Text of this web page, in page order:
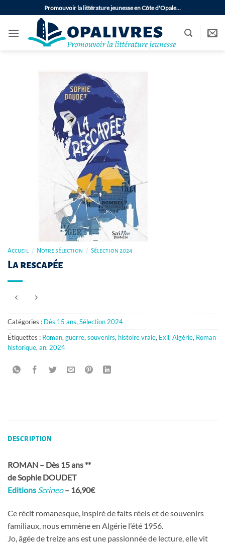
au
contenu
Promouvoir la littérature jeunesse en Côte d'Opale…
Accueil / Notre sélection / Sélection 2024
La rescapée
Catégories : Dès 15 ans,Sélection 2024
Étiquettes : Roman,guerre,souvenirs, histoire vraie, Exil,Algérie, Roman
historique,an. 2024
DESCRIPTION
ROMAN – Dès 15 ans **
de Sophie DOUDET
Editions Scrineo – 16,90€
Ce récit romanesque, inspiré de faits réels et de souvenirs
familiaux, nous emmène en Algérie l’été 1956.
Jo, âgée de treize ans est une passionnée de lecture, elle vit